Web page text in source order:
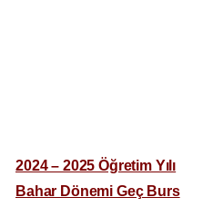
2024 – 2025 Öğretim Yılı
Bahar Dönemi Geç Burs